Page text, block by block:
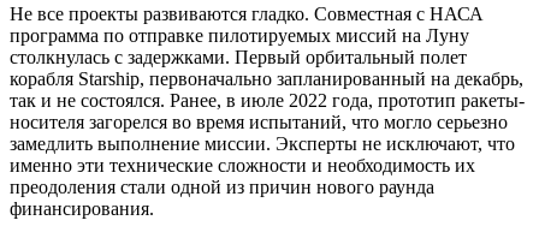
Не все проекты развиваются гладко. Совместная с НАСА
программа по отправке пилотируемых миссий на Луну
столкнулась с задержками. Первый орбитальный полет
корабля Starship, первоначально запланированный на декабрь,
так и не состоялся. Ранее, в июле 2022 года, прототип ракеты-
носителя загорелся во время испытаний, что могло серьезно
замедлить выполнение миссии. Эксперты не исключают, что
именно эти технические сложности и необходимость их
преодоления стали одной из причин нового раунда
финансирования.